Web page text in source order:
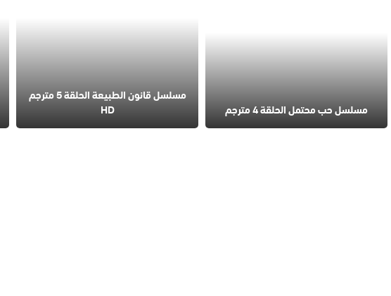
مسلسل حب محتمل الحلقة 4 مترجم
مسلسل قانون الطبيعة الحلقة 5 مترجم
HD